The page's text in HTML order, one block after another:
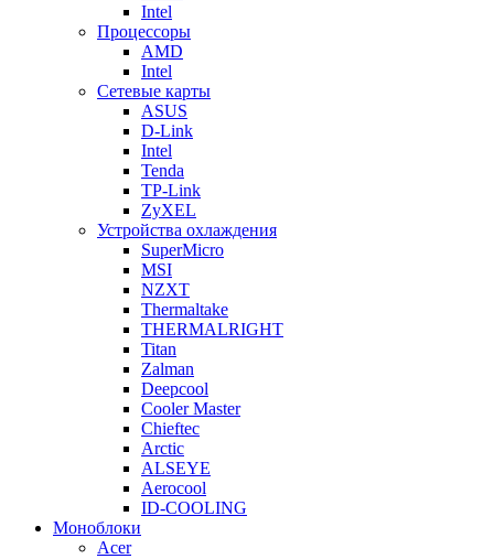
Intel
Процессоры
AMD
Intel
Сетевые карты
ASUS
D-Link
Intel
Tenda
TP-Link
ZyXEL
Устройства охлаждения
SuperMicro
MSI
NZXT
Thermaltake
THERMALRIGHT
Titan
Zalman
Deepcool
Cooler Master
Chieftec
Arctic
ALSEYE
Aerocool
ID-COOLING
Моноблоки
Acer